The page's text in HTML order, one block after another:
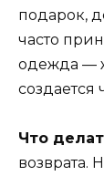
подарок,
часто
одежда —
создается
Что
возврата.